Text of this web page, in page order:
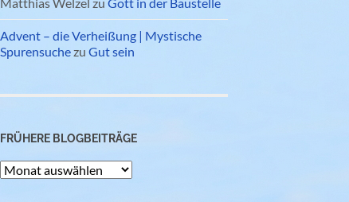
Advent – die Verheißung | Mystische
Spurensuchezu Gut sein
FRÜHERE BLOGBEITRÄGE
Frühere